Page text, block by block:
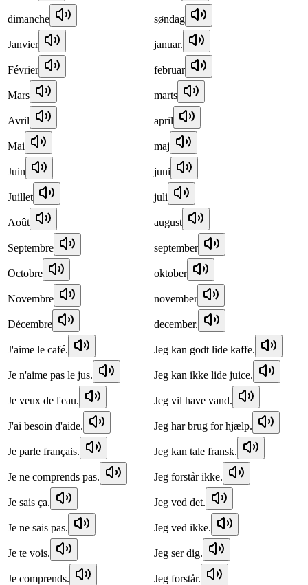
dimanche søndag
Janvier januar.
Février februar
Mars marts
Avril april
Mai maj
Juin juni
Juillet juli
Août august
Septembre september
Octobre oktober
Novembre november
Décembre december.
J'aime le café. Jeg kan godt lide kaffe.
Je n'aime pas le jus. Jeg kan ikke lide juice.
Je veux de l'eau. Jeg vil have vand.
J'ai besoin d'aide. Jeg har brug for hjælp.
Je parle français. Jeg kan tale fransk.
Je ne comprends pas. Jeg forstår ikke.
Je sais ça. Jeg ved det.
Je ne sais pas. Jeg ved ikke.
Je te vois. Jeg ser dig.
Je comprends. Jeg forstår.